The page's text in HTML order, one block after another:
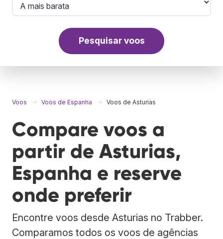
Pesquisar voos
Voos Voos de Espanha Voos de Asturias
Compare voos a
partir de Asturias,
Espanha e reserve
onde preferir
Encontre voos desde Asturias no Trabber.
Comparamos todos os voos de agências